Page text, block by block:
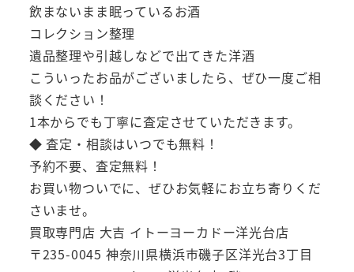
飲まないまま眠っているお酒
コレクション整理
遺品整理や引越しなどで出てきた洋酒
こういったお品がございましたら、ぜひ一度ご相
談ください！
1本からでも丁寧に査定させていただきます。
◆ 査定・相談はいつでも無料！
予約不要、査定無料！
お買い物ついでに、ぜひお気軽にお立ち寄りくだ
さいませ。
買取専門店 大吉 イトーヨーカドー洋光台店
〒235-0045 神奈川県横浜市磯子区洋光台3丁目